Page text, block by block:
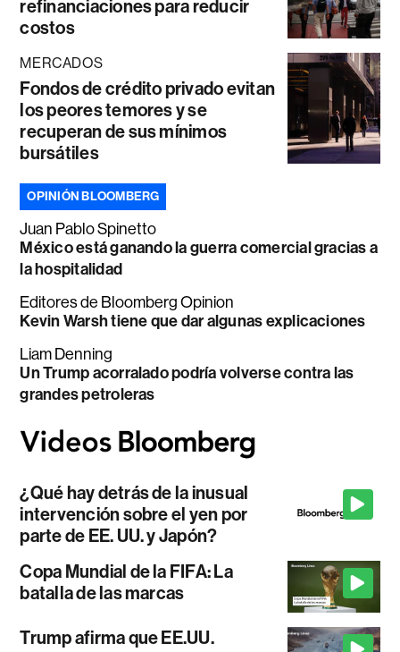
refinanciaciones para reducir
costos
MERCADOS
Fondos de crédito privado evitan
los peores temores y se
recuperan de sus mínimos
bursátiles
OPINIÓN BLOOMBERG
Juan Pablo Spinetto
México está ganando la guerra comercial gracias a
la hospitalidad
Editores de Bloomberg Opinion
Kevin Warsh tiene que dar algunas explicaciones
Liam Denning
Un Trump acorralado podría volverse contra las
grandes petroleras
¿Qué hay detrás de la inusual
intervención sobre el yen por
parte de EE. UU. y Japón?
Copa Mundial de la FIFA: La
batalla de las marcas
Trump afirma que EE.UU.